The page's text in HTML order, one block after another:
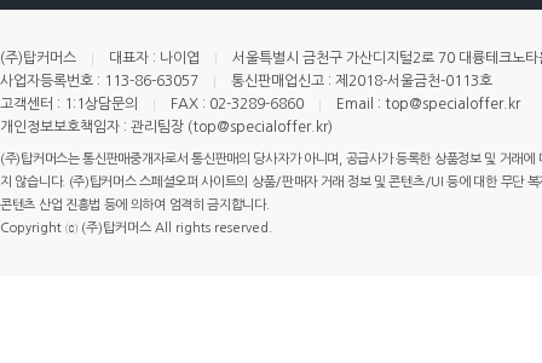
(주)탑커머스 대표자 : 나이엽
서울특별시 금천구 가산디지털2로 70 대륭테크노
사업자등록번호 : 113-86-63057
통신판매업신고 : 제2018-서울금천-0113호
고객센터 : 1:1상담문의
FAX : 02-3289-6860
Email : top@specialoffer.kr
개인정보보호책임자 : 관리팀장 (top@specialoffer.kr)
(주)탑커머스는 통신판매중개자로서 통신판매의 당사자가 아니며, 공급사가 등록한 상품정보 및 거래
지 않습니다. (주)탑커머스 스페셜오퍼 사이트의 상품/판매자 거래 정보 및 콘텐츠/UI 등에 대한 무단
콘텐츠 산업 진흥법 등에 의하여 엄격히 금지합니다.
Copyright ⓒ (주)탑커머스 All rights reserved.